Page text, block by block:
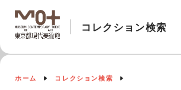
コレクション検索
ホーム コレクション検索